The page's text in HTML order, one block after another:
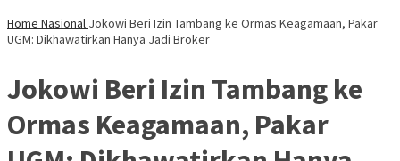
Home Nasional Jokowi Beri Izin Tambang ke Ormas Keagamaan, Pakar
UGM: Dikhawatirkan Hanya Jadi Broker
Jokowi Beri Izin Tambang ke
Ormas Keagamaan, Pakar